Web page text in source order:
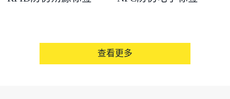
查看更多